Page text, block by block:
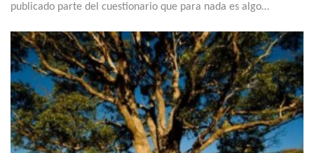
publicado parte del cuestionario que para nada es algo…